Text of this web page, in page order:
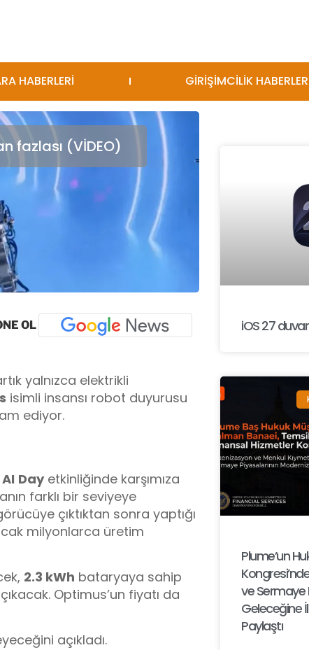
HABERLERİ GİRİŞİMCİLİK
fazlası (VİDEO)
OL
yalnızca elektrikli
isimli insansı robot duyurusu
ediyor.
AI Dayetkinliğinde karşımıza
farklı bir seviyeye
çıktıktan sonra yaptığı
milyonlarca üretim
2.3 kWh bataryaya sahip
Optimus’un fiyatı da
açıkladı.
iOS 27
Plume’un
ve Sermaye
Geleceğine
Paylaştı